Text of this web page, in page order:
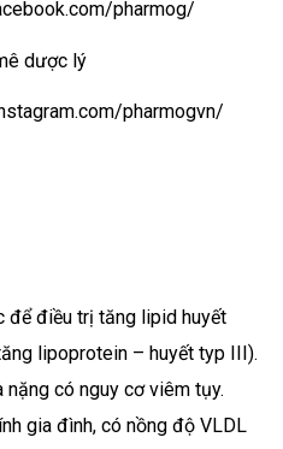
pharmog/
dược lý
pharmogvn/
để điều trị tăng lipid huyết
lipoprotein – huyết typ III).
có nguy cơ viêm tụy.
gia đình, có nồng độ VLDL